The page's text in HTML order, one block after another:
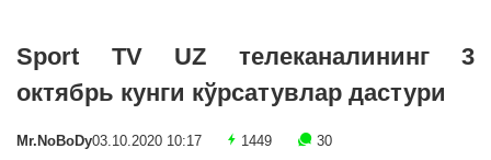
Sport TV UZ телеканалининг 3
октябрь кунги кўрсатувлар дастури
Mr.NoBoDy03.10.2020 10:17 1449 30